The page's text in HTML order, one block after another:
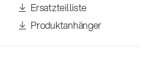
Ersatzteilliste
Produktanhänger